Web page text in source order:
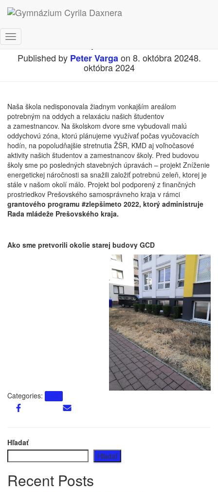
Toggle
Navigation
Published by Peter Varga on 8. októbra 20248.
októbra 2024
Naša škola nedisponovala žiadnym vonkajším areálom
potrebným na oddych a relaxáciu našich študentov
a zamestnancov. Na školskom dvore sme vybudovali malú
oddychovú zóna, ktorú plánujeme využívať počas vyučovacích
hodín, na popoludňajšie stretnutia ŽŠR, KMD aj voľnočasové
aktivity našich študentov a zamestnancov školy. Pred budovou
školy sme po posledných stavebných úpravách – projekt Zníženie
energetickej náročnosti sa snažili založiť potrebnú zeleň, ktorej je
stále v našom okolí málo. Projekt bol podporený z finančných
prostriedkov Prešovského samosprávneho kraja v rámci
grantového programu #zlepšimeto 2022, ktorý administruje
Rada mládeže Prešovského kraja.
Ako sme pretvorili okolie starej budovy GCD
Categories:
Hľadať
Hľadať
Recent Posts